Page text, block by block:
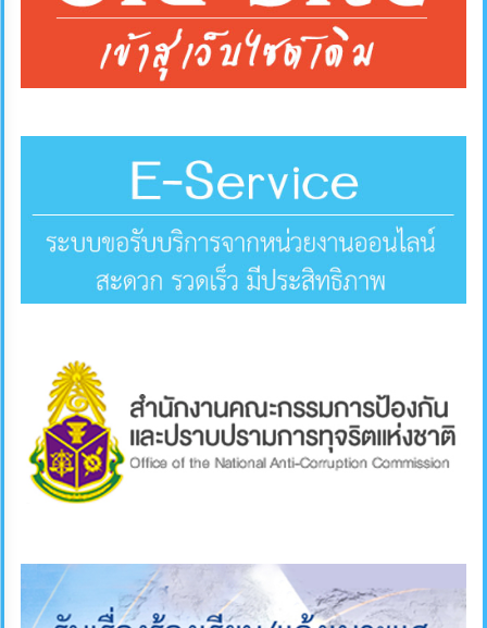
โปร่งใส
ซื้อ
จัด
เงิน
การ
คลัง
แผนการ
การ
ทุจริต